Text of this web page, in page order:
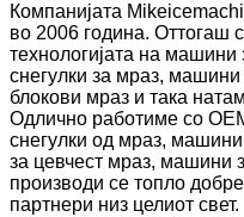
Компанијата
во 2006 година. Оттогаш
технологијата на машини
снегулки за мраз,
блокови мраз и така
Одлично работиме со
снегулки од мраз,
за цевчест мраз, машини
производи се топло
партнери низ целиот свет.